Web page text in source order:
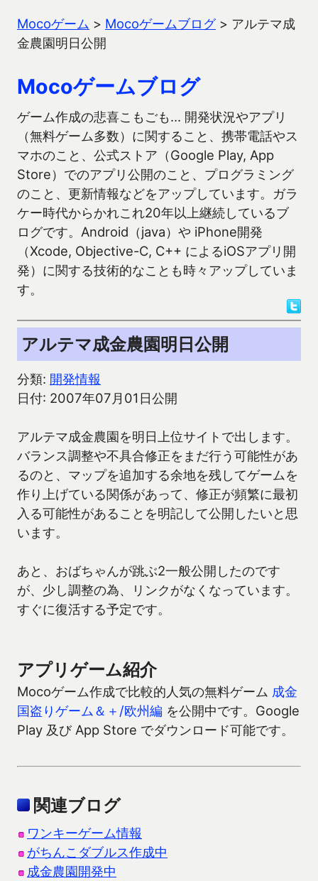
Mocoゲーム > Mocoゲームブログ> アルテマ成
金農園明日公開
Mocoゲームブログ
ゲーム作成の悲喜こもごも… 開発状況やアプリ
（無料ゲーム多数）に関すること、携帯電話やス
マホのこと、公式ストア（Google Play, App
Store）でのアプリ公開のこと、プログラミング
のこと、更新情報などをアップしています。ガラ
ケー時代からかれこれ20年以上継続しているブ
ログです。Android（java）や iPhone開発
（Xcode, Objective-C, C++ によるiOSアプリ開
発）に関する技術的なことも時々アップしていま
す。
アルテマ成金農園明日公開
分類: 開発情報
日付: 2007年07月01日公開
アルテマ成金農園を明日上位サイトで出します。
バランス調整や不具合修正をまだ行う可能性があ
るのと、マップを追加する余地を残してゲームを
作り上げている関係があって、修正が頻繁に最初
入る可能性があることを明記して公開したいと思
います。
あと、おばちゃんが跳ぶ2一般公開したのです
が、少し調整の為、リンクがなくなっています。
すぐに復活する予定です。
アプリゲーム紹介
Mocoゲーム作成で比較的人気の無料ゲーム 成金
国盗りゲーム＆＋/欧州編 を公開中です。Google
Play 及び App Store でダウンロード可能です。
関連ブログ
ワンキーゲーム情報
がちんこダブルス作成中
成金農園開発中